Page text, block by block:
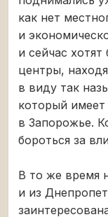
как нет
и
и сейчас
центры,
в виду так
который имеет
в Запорожье.
бороться за
В то же время
и из